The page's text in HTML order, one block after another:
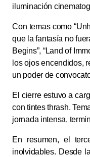
iluminación
Con temas como
que la fantasía no
Begins”, “Land of
los ojos encendidos,
un poder de
El cierre estuvo a
con tintes thrash.
jornada intensa,
En resumen, el
inolvidables. Desde